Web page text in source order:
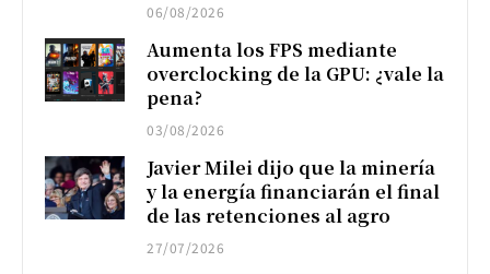
06/08/2026
Aumenta los FPS mediante
overclocking de la GPU: ¿vale la
pena?
03/08/2026
Javier Milei dijo que la minería
y la energía financiarán el final
de las retenciones al agro
27/07/2026